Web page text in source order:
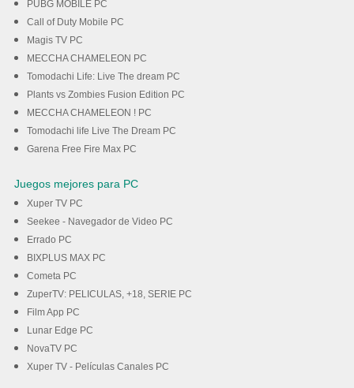
PUBG MOBILE PC
Call of Duty Mobile PC
Magis TV PC
MECCHA CHAMELEON PC
Tomodachi Life: Live The dream PC
Plants vs Zombies Fusion Edition PC
MECCHA CHAMELEON ! PC
Tomodachi life Live The Dream PC
Garena Free Fire Max PC
Juegos mejores para PC
Xuper TV PC
Seekee - Navegador de Video PC
Errado PC
BIXPLUS MAX PC
Cometa PC
ZuperTV: PELICULAS, +18, SERIE PC
Film App PC
Lunar Edge PC
NovaTV PC
Xuper TV - Películas Canales PC